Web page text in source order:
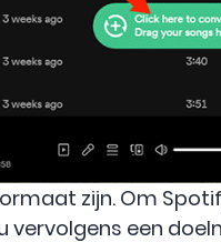
zijn. Om
vervolgens een